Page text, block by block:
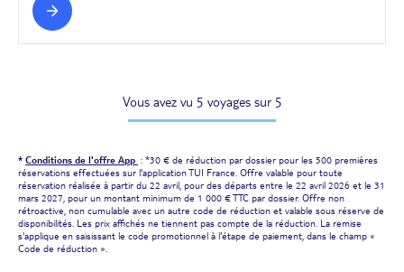
Vous avez vu 5 voyages sur 5
* Conditions de l'offre App : *30 € de réduction par dossier pour les 500 premières
réservations effectuées sur l'application TUI France. Offre valable pour toute
réservation réalisée à partir du 22 avril, pour des départs entre le 22 avril 2026 et le 31
mars 2027, pour un montant minimum de 1 000 € TTC par dossier. Offre non
rétroactive, non cumulable avec un autre code de réduction et valable sous réserve de
disponibilités. Les prix affichés ne tiennent pas compte de la réduction. La remise
s'applique en saisissant le code promotionnel à l'étape de paiement, dans le champ «
Code de réduction ».